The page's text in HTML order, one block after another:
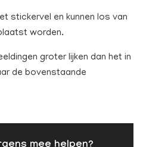
stickervel en kunnen los van
worden.
groter lijken dan het in
de bovenstaande